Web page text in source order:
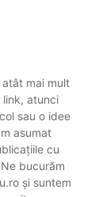
mai mult
atunci
sau o idee
asumat
cu
bucurăm
și suntem